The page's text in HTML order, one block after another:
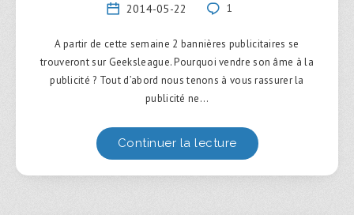
2014-05-22 1
A partir de cette semaine 2 bannières publicitaires se
trouveront sur Geeksleague. Pourquoi vendre son âme à la
publicité ? Tout d’abord nous tenons à vous rassurer la
publicité ne…
Continuer la lecture